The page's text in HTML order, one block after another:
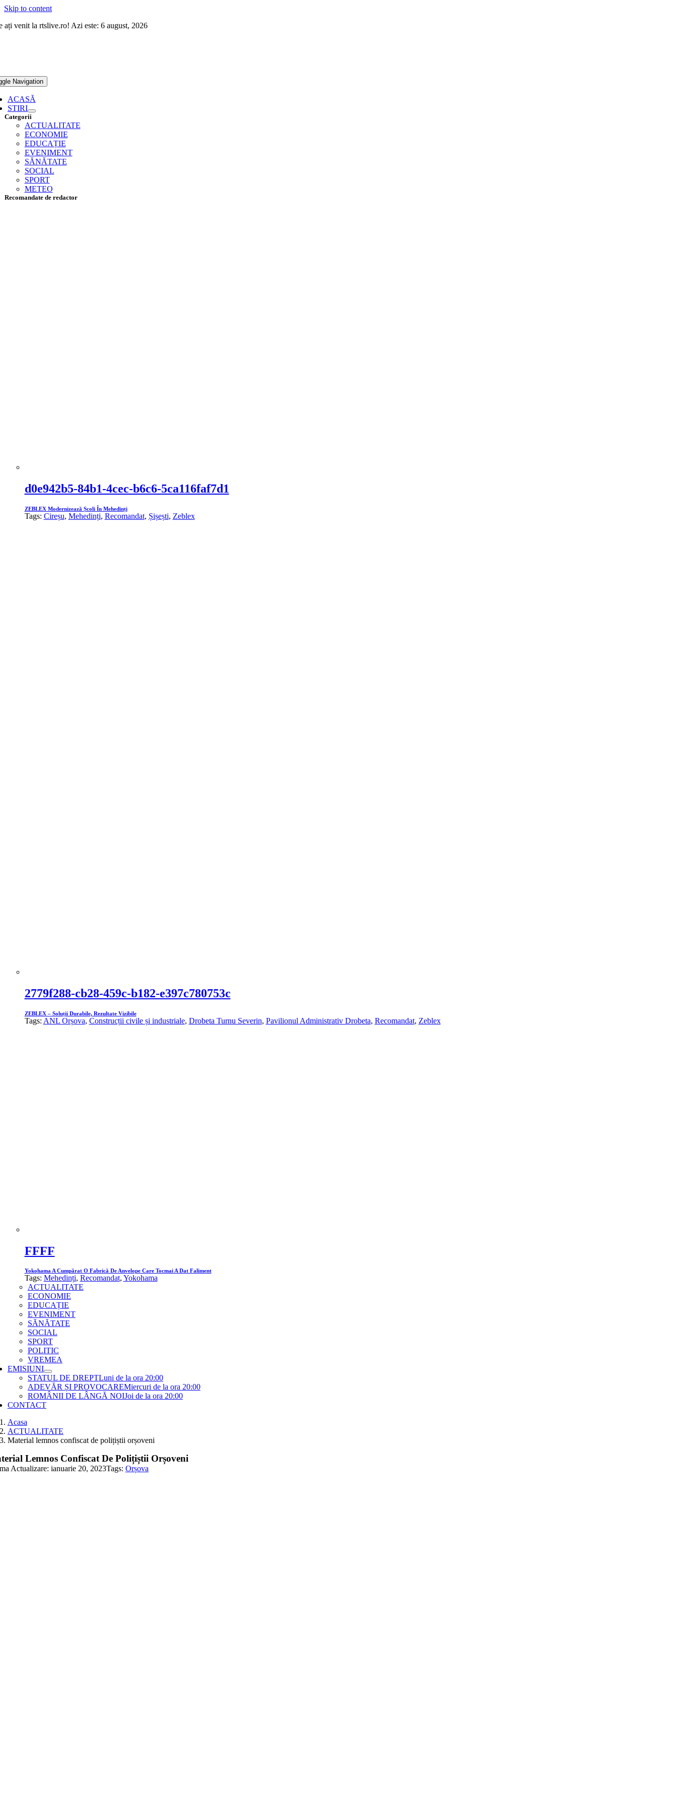
Skip to content
ați venit la rtslive.ro! Azi este: 6 august, 2026
Navigation
ACASĂ
STIRI
Categorii
ACTUALITATE
ECONOMIE
EDUCAȚIE
EVENIMENT
SĂNĂTATE
SOCIAL
SPORT
METEO
Recomandate de redactor
d0e942b5-84b1-4cec-b6c6-5ca116faf7d1
ZEBLEX Modernizează Școli În Mehedinți
Tags: Cireșu, Mehedinți, Recomandat, Șișești, Zeblex
2779f288-cb28-459c-b182-e397c780753c
ZEBLEX – Soluții Durabile, Rezultate Vizibile
Tags: ANL Orșova, Construcții civile și industriale, Drobeta Turnu Severin, Pavilionul Administrativ Drobeta, Recomandat, Zeblex
FFFF
Yokohama A Cumpărat O Fabrică De Anvelope Care Tocmai A Dat Faliment
Tags: Mehedinți, Recomandat, Yokohama
ACTUALITATE
ECONOMIE
EDUCAȚIE
EVENIMENT
SĂNĂTATE
SOCIAL
SPORT
POLITIC
VREMEA
EMISIUNI
STATUL DE DREPTLuni de la ora 20:00
ADEVĂR ȘI PROVOCAREMiercuri de la ora 20:00
ROMÂNII DE LÂNGĂ NOIJoi de la ora 20:00
CONTACT
Acasa
ACTUALITATE
Material lemnos confiscat de polițiștii orșoveni
Lemnos Confiscat De Polițiștii Orșoveni
Actualizare: ianuarie 20, 2023Tags: Orșova